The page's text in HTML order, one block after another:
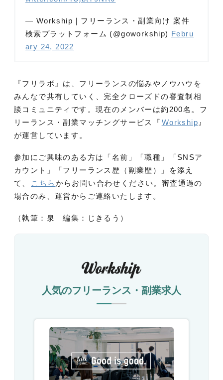
— Workship｜フリーランス・副業向け 案件
検索プラットフォーム (@goworkship) Febru
ary 24, 2022
『フリラボ』は、フリーランスの悩みやノウハウを
みんなで共有していく、完全クローズドの審査制相
談コミュニティです。現在のメンバーは約200名。フ
リーランス・副業マッチングサービス『 Workship 』
が運営しています。
参加にご興味のある方は「名前」「職種」「SNSア
カウント」「フリーランス歴（副業歴）」を添え
て、
こちら からお問い合わせください。審査通過の
場合のみ、運営からご連絡いたします。
（執筆：泉 編集：じきるう）
人気のフリーランス・副業求人